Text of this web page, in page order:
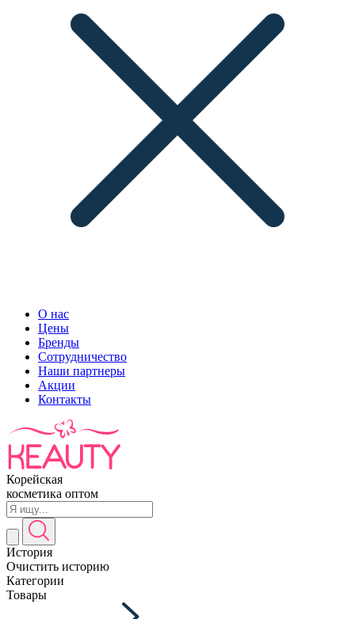
О нас
Цены
Бренды
Сотрудничество
Наши партнеры
Акции
Контакты
Корейская
косметика оптом
История
Очистить историю
Категории
Товары